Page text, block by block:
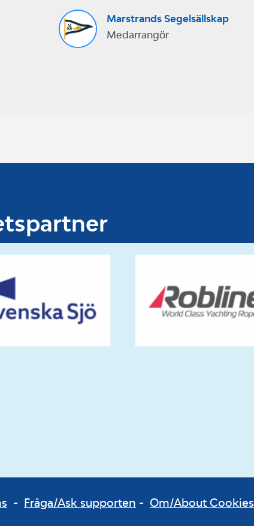
Marstrands Segelsällskap
Medarrangör
- Fråga/Ask supporten - Om/About Cookies